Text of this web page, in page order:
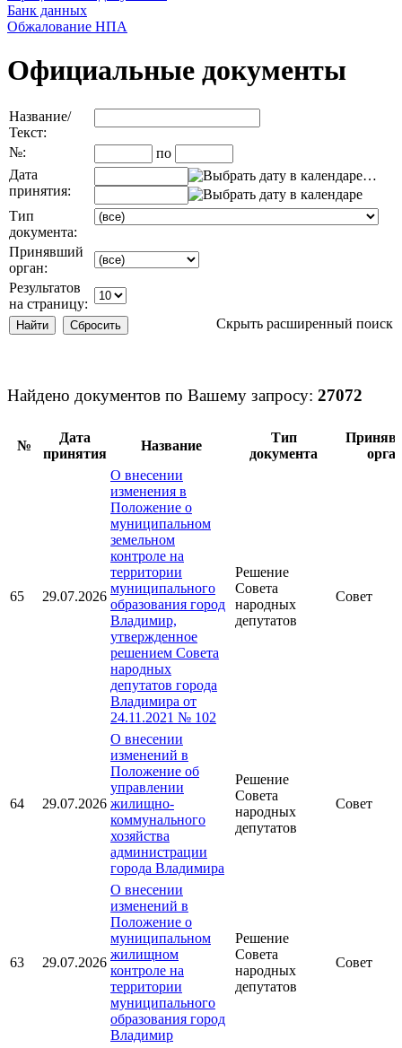
Банк данных
Обжалование НПА
Официальные документы
Название/
Текст:
№:
по
Дата
принятия:
…
Тип
документа:
Принявший
орган:
Результатов
на страницу:
Скрыть расширенный поиск
Найдено документов по Вашему запросу: 27072
№
Дата
принятия
Название
Тип
документа
65 29.07.2026
О внесении
изменения в
Положение о
муниципальном
земельном
контроле на
территории
муниципального
образования город
Владимир,
утвержденное
решением Совета
народных
депутатов города
Владимира от
24.11.2021 № 102
Решение
Совета
народных
депутатов
Совет
64 29.07.2026
О внесении
изменений в
Положение об
управлении
жилищно-
коммунального
хозяйства
администрации
города Владимира
Решение
Совета
народных
депутатов
Совет
63 29.07.2026
О внесении
изменений в
Положение о
муниципальном
жилищном
контроле на
территории
муниципального
образования город
Владимир
Решение
Совета
народных
депутатов
Совет